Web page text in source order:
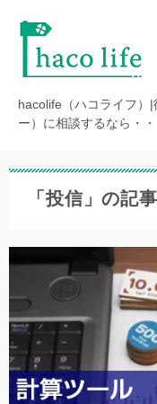
hacolife（ハコライフ）
ー）に相談するなら・・
「投信」の記